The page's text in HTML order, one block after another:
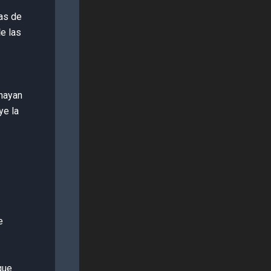
de
las
la